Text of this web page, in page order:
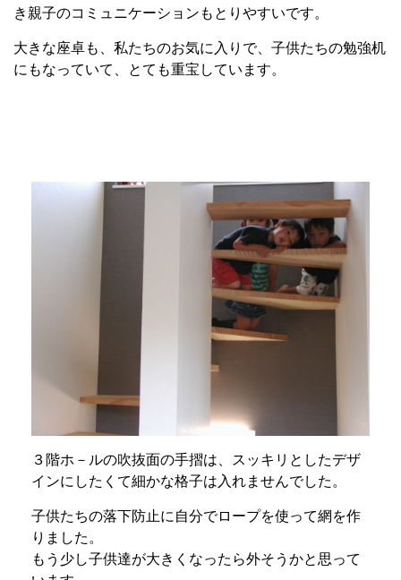
き親子のコミュニケーションもとりやすいです。
大きな座卓も、私たちのお気に入りで、子供たちの勉強机
にもなっていて、とても重宝しています。
３階ホ－ルの吹抜面の手摺は、スッキリとしたデザ
インにしたくて細かな格子は入れませんでした。
子供たちの落下防止に自分でロープを使って網を作
りました。
もう少し子供達が大きくなったら外そうかと思って